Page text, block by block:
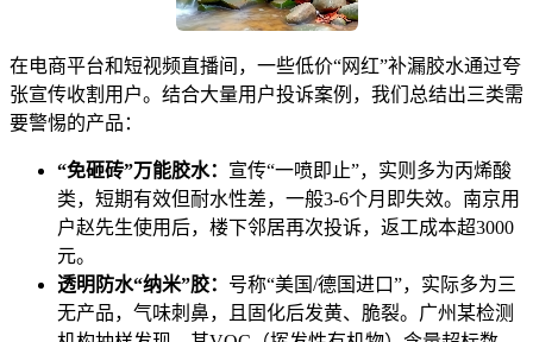
在电商平台和短视频直播间，一些低价“网红”补漏胶水通过夸
张宣传收割用户。结合大量用户投诉案例，我们总结出三类需
要警惕的产品：
“免砸砖”万能胶水： 宣传“一喷即止”，实则多为丙烯酸
类，短期有效但耐水性差，一般3-6个月即失效。南京用
户赵先生使用后，楼下邻居再次投诉，返工成本超3000
元。
透明防水“纳米”胶： 号称“美国/德国进口”，实际多为三
无产品，气味刺鼻，且固化后发黄、脆裂。广州某检测